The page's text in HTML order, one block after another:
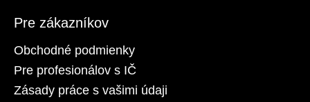
Pre zákazníkov
Obchodné podmienky
Pre profesionálov s IČ
Zásady práce s vašimi údaji